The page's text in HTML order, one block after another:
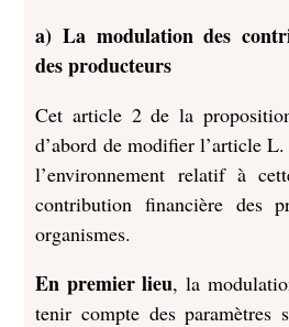
a) La modulation des
des producteurs
Cet article 2 de la
d’abord de modifier l’article L.
l’environnement relatif à
contribution financière des
organismes.
En premier lieu, la
tenir compte des paramètres